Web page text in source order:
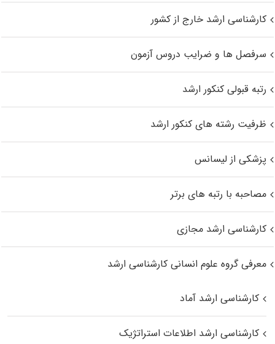
کارشناسی ارشد خارج از کشور
سرفصل ها و ضرایب دروس آزمون
رتبه قبولی کنکور ارشد
ظرفیت رشته های کنکور ارشد
پزشکی از لیسانس
مصاحبه با رتبه های برتر
کارشناسی ارشد مجازی
معرفی گروه علوم انسانی کارشناسی ارشد
کارشناسی ارشد آماد
کارشناسی ارشد اطلاعات استراتژیک